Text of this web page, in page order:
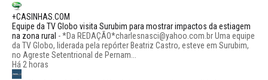
+CASINHAS.COM
Equipe da TV Globo visita Surubim para mostrar impactos da estiagem
na zona rural -*Da REDAÇÃO*charlesnasci@yahoo.com.br Uma equipe
da TV Globo, liderada pela repórter Beatriz Castro, esteve em Surubim,
no Agreste Setentrional de Pernam...
Há 2 horas